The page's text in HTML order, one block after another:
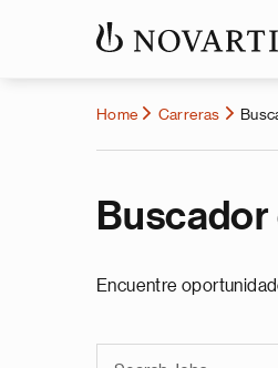
Home Carreras
Encuentre